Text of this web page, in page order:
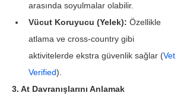
arasında soyulmalar olabilir.
Vücut Koruyucu (Yelek): Özellikle
atlama ve cross-country gibi
aktivitelerde ekstra güvenlik sağlar (Vet
Verified).
3. At Davranışlarını Anlamak